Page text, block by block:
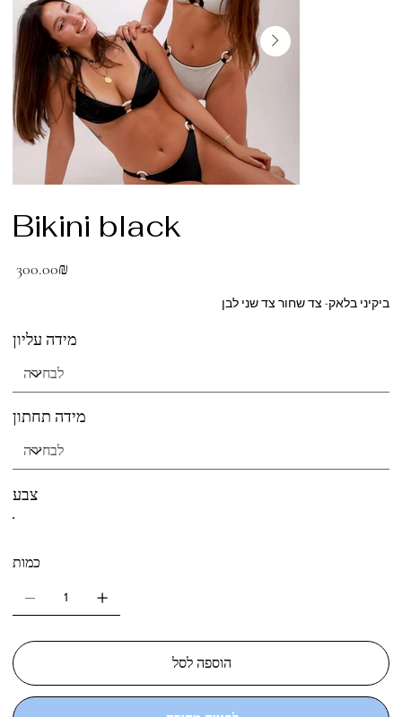
Bikini black
‏300.00 ‏₪
ביקיני בלאק- צד שחור צד שני לבן
מידה עליון
מידה תחתון
צבע
כמות
הוספה לסל